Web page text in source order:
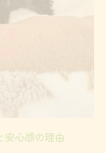
トイプードルの
情報を直接確認
理由
安心感の理由